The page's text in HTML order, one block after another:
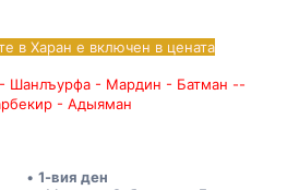
в Харан е включен в цената
- Шанлъурфа - Мардин - Батман --
- Адыяман
1-вия ден